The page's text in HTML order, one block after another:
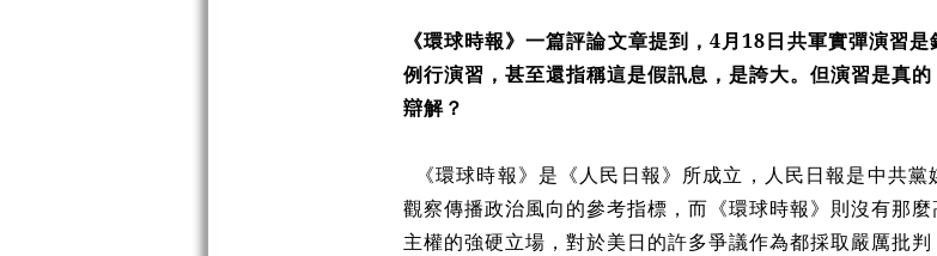
《環球時報》一篇評論文章提到，4月18日共軍實彈演習
例行演習，甚至還指稱這是假訊息，是誇大。但演習是真
辯解？
《環球時報》是《人民日報》所成立，人民日報是中共
觀察傳播政治風向的參考指標，而《環球時報》則沒有那
主權的強硬立場，對於美日的許多爭議作為都採取嚴厲批